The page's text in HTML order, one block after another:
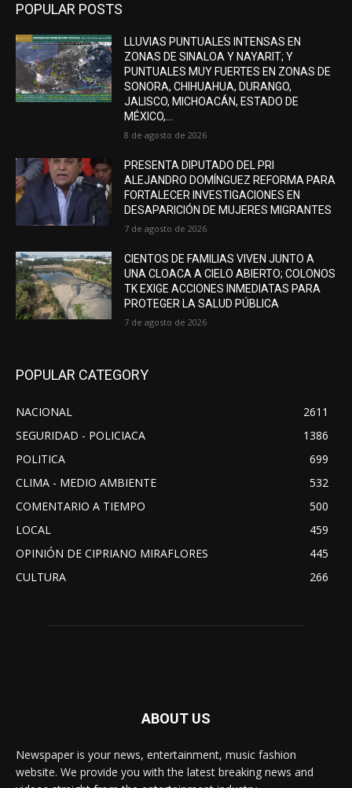
POPULAR POSTS
LLUVIAS PUNTUALES INTENSAS EN
ZONAS DE SINALOA Y NAYARIT; Y
PUNTUALES MUY FUERTES EN ZONAS DE
SONORA, CHIHUAHUA, DURANGO,
JALISCO, MICHOACÁN, ESTADO DE
MÉXICO,...
8 de agosto de 2026
PRESENTA DIPUTADO DEL PRI
ALEJANDRO DOMÍNGUEZ REFORMA PARA
FORTALECER INVESTIGACIONES EN
DESAPARICIÓN DE MUJERES MIGRANTES
7 de agosto de 2026
CIENTOS DE FAMILIAS VIVEN JUNTO A
UNA CLOACA A CIELO ABIERTO; COLONOS
TK EXIGE ACCIONES INMEDIATAS PARA
PROTEGER LA SALUD PÚBLICA
7 de agosto de 2026
POPULAR CATEGORY
NACIONAL
2611
SEGURIDAD - POLICIACA
1386
POLITICA
699
CLIMA - MEDIO AMBIENTE
532
COMENTARIO A TIEMPO
500
LOCAL
459
OPINIÓN DE CIPRIANO MIRAFLORES
445
CULTURA
266
ABOUT US
Newspaper is your news, entertainment, music fashion
website. We provide you with the latest breaking news and